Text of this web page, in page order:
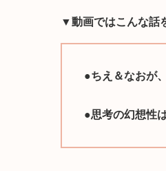
▼動画ではこんな話
●ちえ＆なおが
●思考の幻想性